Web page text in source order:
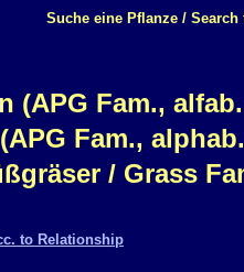
Suche eine Pflanze / Search
(APG Fam.,
Fam.,
/ Grass
to Relationship